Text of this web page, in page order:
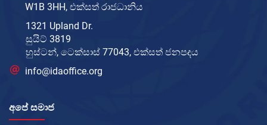
W1B 3HH, එක්සත් රාජධානිය
1321 Upland Dr.
සුයිට් 3819
හුස්ටන්, ටෙක්සාස් 77043, එක්සත් ජනපදය
info@idaoffice.org
අපේ සමාජ